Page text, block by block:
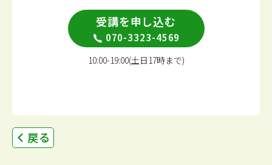
受講を申し込む
070-3323-4569
10:00-19:00(土日17時まで)
戻る